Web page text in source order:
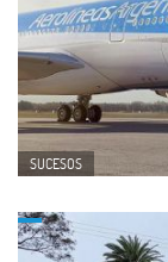
SUCESOS